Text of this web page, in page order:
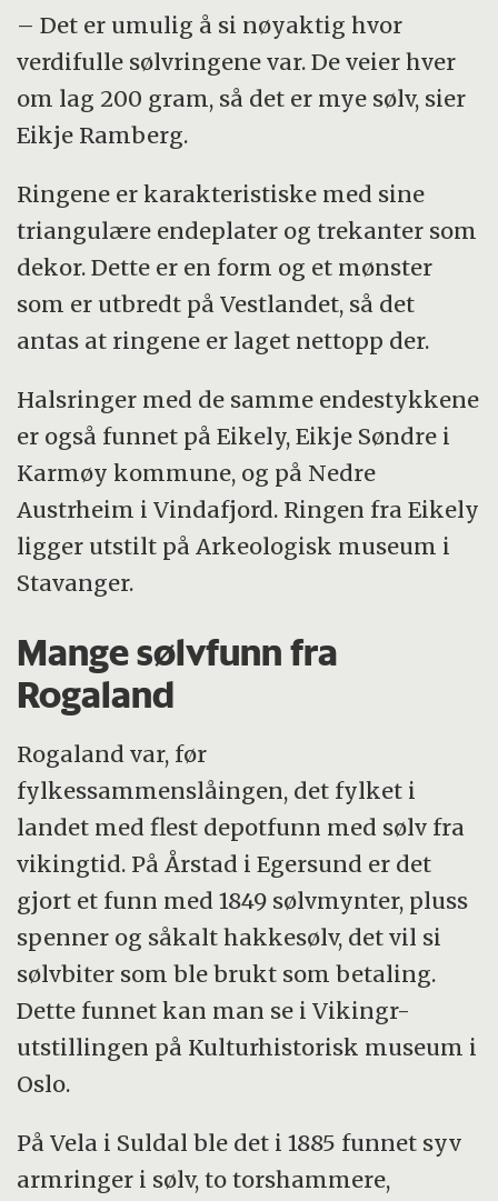
– Det er umulig å si nøyaktig hvor
verdifulle sølvringene var. De veier hver
om lag 200 gram, så det er mye sølv, sier
Eikje Ramberg.
Ringene er karakteristiske med sine
triangulære endeplater og trekanter som
dekor. Dette er en form og et mønster
som er utbredt på Vestlandet, så det
antas at ringene er laget nettopp der.
Halsringer med de samme endestykkene
er også funnet på Eikely, Eikje Søndre i
Karmøy kommune, og på Nedre
Austrheim i Vindafjord. Ringen fra Eikely
ligger utstilt på Arkeologisk museum i
Stavanger.
Mange sølvfunn fra
Rogaland
Rogaland var, før
fylkessammenslåingen, det fylket i
landet med flest depotfunn med sølv fra
vikingtid. På Årstad i Egersund er det
gjort et funn med 1849 sølvmynter, pluss
spenner og såkalt hakkesølv, det vil si
sølvbiter som ble brukt som betaling.
Dette funnet kan man se i Vikingr-
utstillingen på Kulturhistorisk museum i
Oslo.
På Vela i Suldal ble det i 1885 funnet syv
armringer i sølv, to torshammere,